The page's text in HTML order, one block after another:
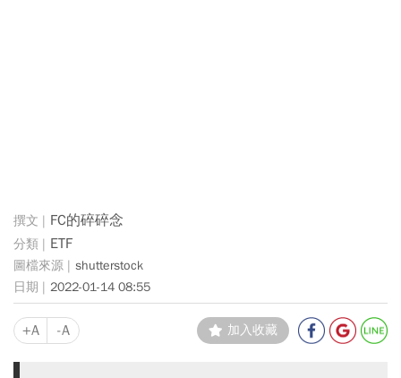
FC的碎碎念
ETF
shutterstock
2022-01-14 08:55
+A -A 加入收藏